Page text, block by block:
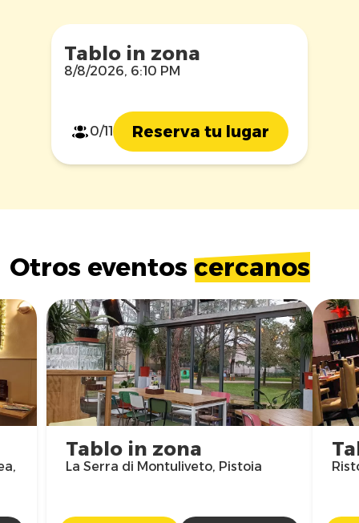
Tablo in zona
8/8/2026, 6:10 PM
0/11 Reserva tu lugar
Otros eventos cercanos
Tablo in zona
La Serra di Montuliveto, Pistoia